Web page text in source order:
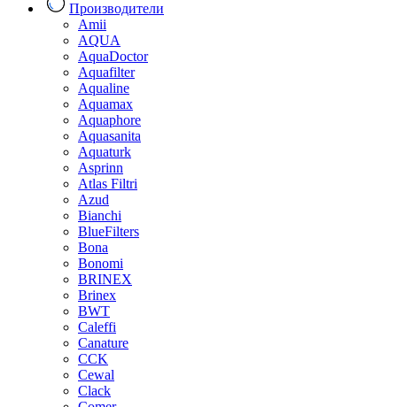
Производители
Amii
AQUA
AquaDoctor
Aquafilter
Aqualine
Aquamax
Aquaphore
Aquasanita
Aquaturk
Asprinn
Atlas Filtri
Azud
Bianchi
BlueFilters
Bona
Bonomi
BRINEX
Brinex
BWT
Caleffi
Canature
CCK
Cewal
Clack